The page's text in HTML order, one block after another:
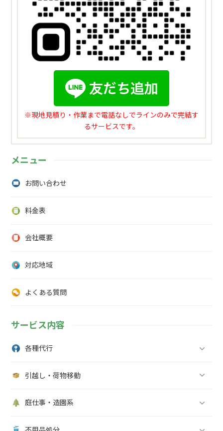
※現地見積り・作業まで電話なしでラインのみで完結す
るサービスです。
メニュー
お問い合わせ
料金表
会社概要
対応地域
よくある質問
サービス内容
各種代行
引越し・荷物移動
庭仕事・造園系